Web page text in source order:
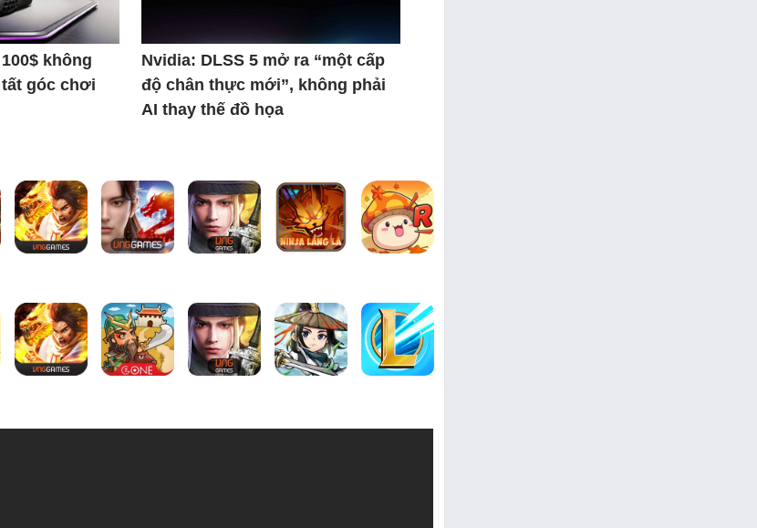
không
góc chơi
Nvidia: DLSS 5 mở ra “một cấp
độ chân thực mới”, không phải
AI thay thế đồ họa